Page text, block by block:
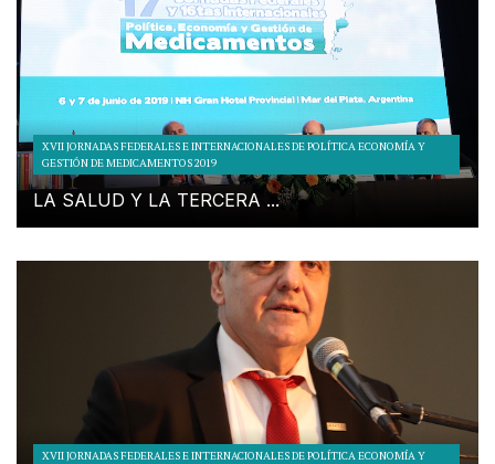
XVII JORNADAS FEDERALES E INTERNACIONALES DE POLÍTICA ECONOMÍA Y
GESTIÓN DE MEDICAMENTOS 2019
LA SALUD Y LA TERCERA ...
XVII JORNADAS FEDERALES E INTERNACIONALES DE POLÍTICA ECONOMÍA Y